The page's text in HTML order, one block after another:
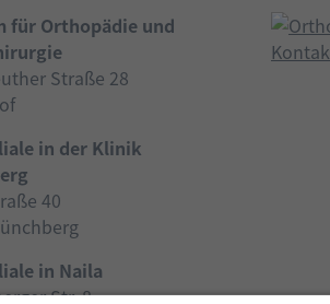
für Orthopädie und
Straße 28
in der Klinik
40
in Naila
Str. 8